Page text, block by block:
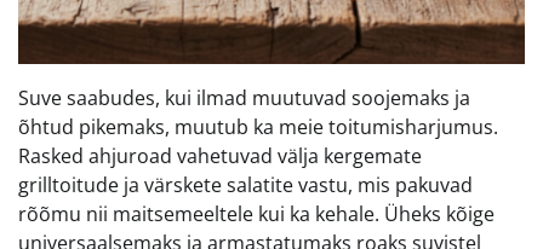
Suve saabudes, kui ilmad muutuvad soojemaks ja
õhtud pikemaks, muutub ka meie toitumisharjumus.
Rasked ahjuroad vahetuvad välja kergemate
grilltoitude ja värskete salatite vastu, mis pakuvad
rõõmu nii maitsemeeltele kui ka kehale. Üheks kõige
universaalsemaks ja armastatumaks roaks suvistel